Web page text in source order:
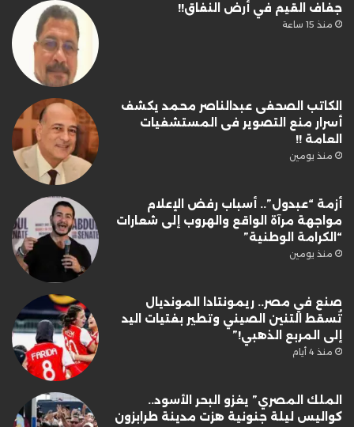
جفاف القيم في أرض النفاق!!
منذ 15 ساعة
الكاتب الصحفى عبدالناصر محمد يكشف
أسرار منع التصوير فى المستشفيات
العامة !!
منذ يومين
أزمة “عبدول”.. أسباب رفض الإعلام
مواجهة مرآة الواقع والهروب إلى شعارات
“الكرامة الوطنية”
منذ يومين
صنع في مصر.. ريمونتادا المونديال
تُسقط التنين الصيني وتطير بفتيات اليد
إلى المربع الذهبي!”
منذ 4 أيام
الملك المصري” يغزو البحر الأسود..
كواليس ليلة جنونية هزت مدينة طرابزون